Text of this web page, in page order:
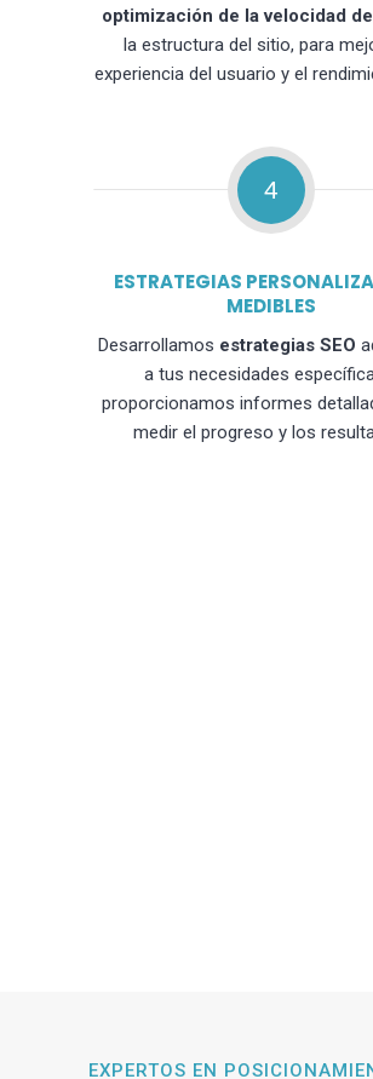
optimización de la velocidad
la estructura del sitio, para
experiencia del usuario y el
4
ESTRATEGIAS
MEDIBLES
Desarrollamos estrategias SEO
a tus necesidades
proporcionamos informes
medir el progreso y los
EXPERTOS EN